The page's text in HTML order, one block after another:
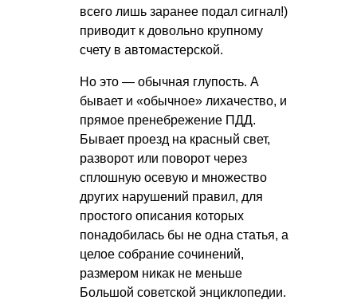
всего лишь заранее подал сигнал!)
приводит к довольно крупному
счету в автомастерской.
Но это — обычная глупость. А
бывает и «обычное» лихачество, и
прямое пренебрежение ПДД.
Бывает проезд на красный свет,
разворот или поворот через
сплошную осевую и множество
других нарушений правил, для
простого описания которых
понадобилась бы не одна статья, а
целое собрание сочинений,
размером никак не меньше
Большой советской энциклопедии.